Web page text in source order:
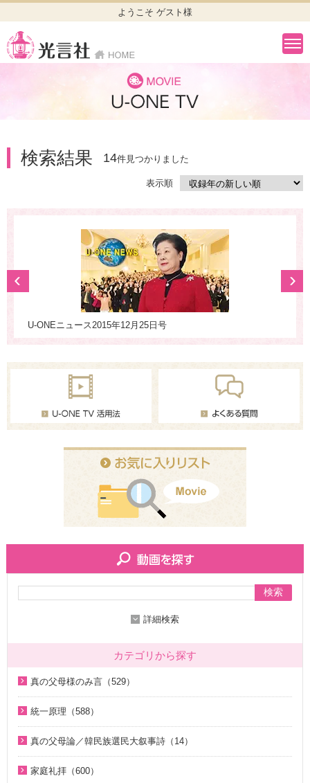
ようこそ ゲスト様
検索結果 14件見つかりました
表示順
U-ONEニュース2015年12月25日号
検索
詳細検索
カテゴリから探す
真の父母様のみ言（529）
2010年代（200）
2000年代（7）
1990年代（58）
統一原理（588）
天の摂理からみた真の父母様の位相と価値（真の父母論）
（8）
真の父母論／韓民族選民大叙事詩（14）
（8）
家庭礼拝（600）